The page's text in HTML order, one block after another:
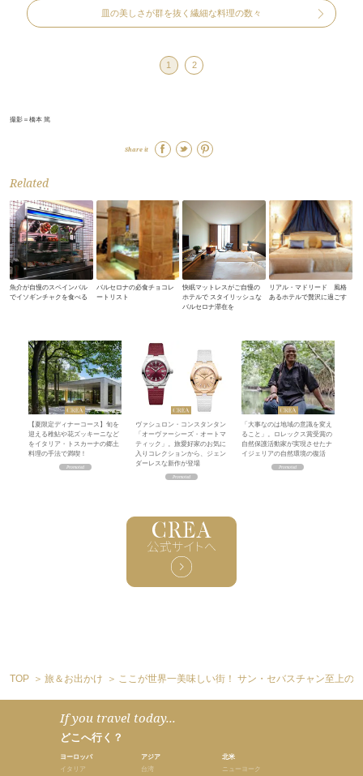
皿の美しさが群を抜く繊細な料理の数々
1 2
撮影＝橋本 篤
Share it
Related
魚介が自慢のスペインバル
でイソギンチャクを食べる
バルセロナの必食チョコレ
ートリスト
快眠マットレスがご自慢の
ホテルで スタイリッシュな
バルセロナ滞在を
リアル・マドリード 風格
あるホテルで贅沢に過ごす
【夏限定ディナーコース】旬を
迎える稚鮎や花ズッキーニなど
をイタリア・トスカーナの郷土
料理の手法で満喫！
ヴァシュロン・コンスタンタン
「オーヴァーシーズ・オートマ
ティック」。旅愛好家のお気に
入りコレクションから、ジェン
ダーレスな新作が登場
「大事なのは地域の意識を変え
ること」。ロレックス賞受賞の
自然保護活動家が実現させたナ
イジェリアの自然環境の復活
TOP 旅＆お出かけ ここが世界一美味しい街！ サン・セバスチャン至上の4
If you travel today...
どこへ行く？
ヨーロッパ
イタリア
アジア
台湾
北米
ニューヨーク